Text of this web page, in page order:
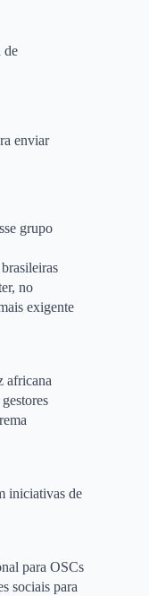
de
enviar
grupo
no
exigente
africana
iniciativas de
para OSCs
sociais para